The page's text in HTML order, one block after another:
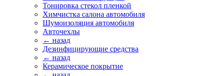
Тонировка стекол пленкой
Химчистка салона автомобиля
Шумоизоляция автомобиля
Авточехлы
← назад
Дезинфицирующие средства
← назад
Керамическое покрытие